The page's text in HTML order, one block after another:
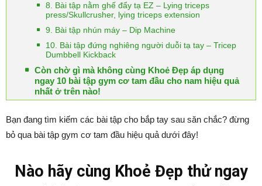
8. Bài tập nằm ghế đẩy tạ EZ – Lying triceps
press/Skullcrusher, lying triceps extension
9. Bài tập nhún máy – Dip Machine
10. Bài tập đứng nghiêng người duỗi tạ tay – Tricep
Dumbbell Kickback
Còn chờ gì mà không cùng Khoẻ Đẹp áp dụng
ngay 10 bài tập gym cơ tam đầu cho nam hiệu quả
nhất ở trên nào!
Bạn đang tìm kiếm các bài tập cho bắp tay sau săn chắc? đừng
bỏ qua bài tập gym cơ tam đầu hiệu quả dưới đây!
Nào hãy cùng Khoẻ Đẹp thử ngay